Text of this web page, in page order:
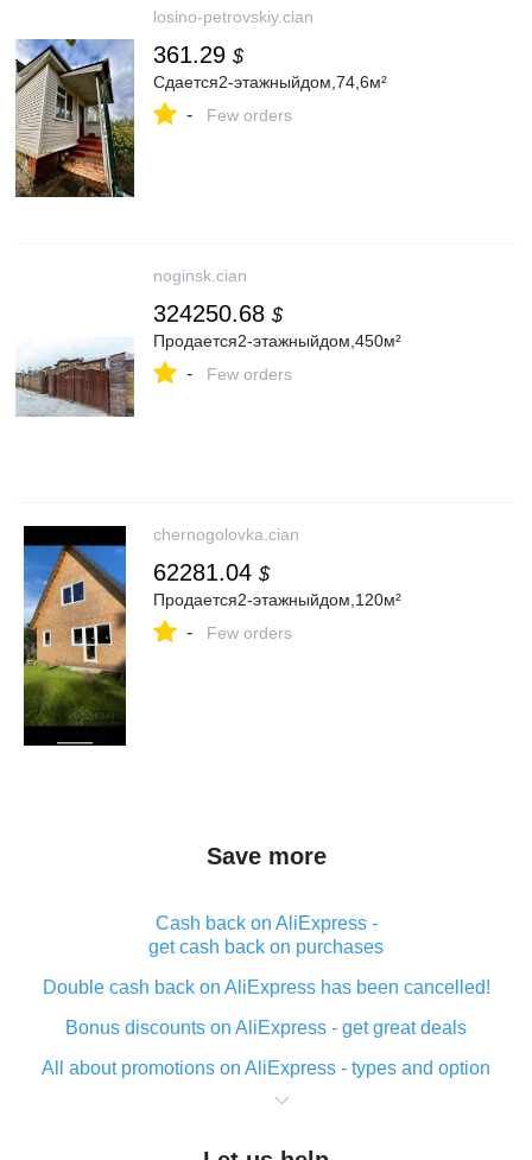
losino-petrovskiy.cian
361.29 $
Сдается2-этажныйдом,74,6м²
- Few orders
noginsk.cian
324250.68 $
Продается2-этажныйдом,450м²
- Few orders
chernogolovka.cian
62281.04 $
Продается2-этажныйдом,120м²
- Few orders
Save more
Cash back on AliExpress -
get cash back on purchases
Double cash back on AliExpress has been cancelled!
Bonus discounts on AliExpress - get great deals
All about promotions on AliExpress - types and option
What is cash back when making purchases on